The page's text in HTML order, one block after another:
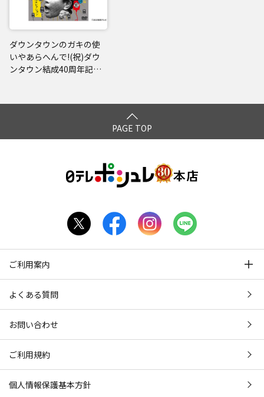
ダウンタウンのガキの使
いやあらへんで!(祝)ダウ
ンタウン結成40周年記念
全版+発掘!超貴重映像コ
PAGE TOP
ご利用案内
よくある質問
お問い合わせ
ご利用規約
個人情報保護基本方針